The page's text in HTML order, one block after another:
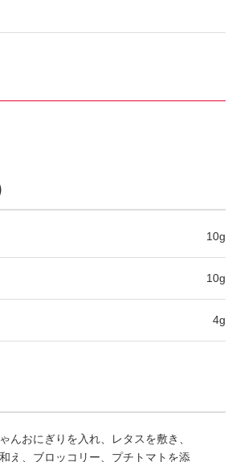
10g
10g
4g
んおにぎりを入れ、レタスを敷き、
え、ブロッコリー、プチトマトを添